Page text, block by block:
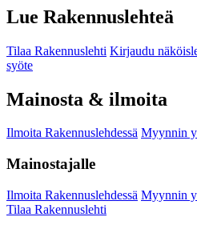
Lue Rakennuslehteä
Tilaa Rakennuslehti Kirjaudu
syöte
Mainosta & ilmoita
Ilmoita Rakennuslehdessä Myynnin
Mainostajalle
Ilmoita Rakennuslehdessä Myynnin
Tilaa Rakennuslehti